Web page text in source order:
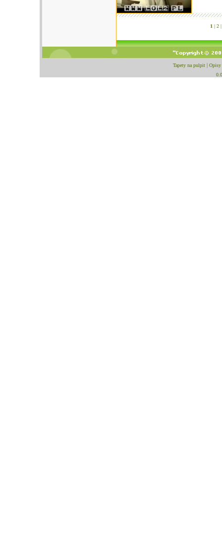
1 | 2 |
Tapety na pulpit
Opisy